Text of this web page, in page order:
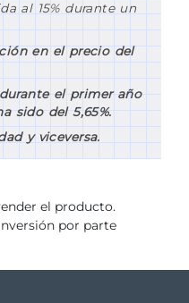
al 15% durante un
en el precio del
el primer año
sido del 5,65%.
y viceversa.
el producto.
por parte